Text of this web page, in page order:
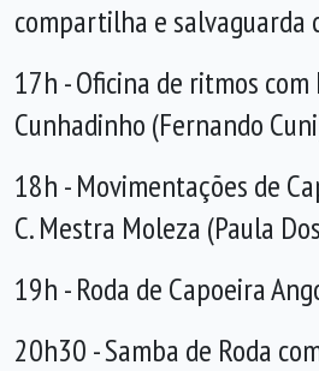
compartilha e salvaguarda
17h - Oficina de ritmos
Cunhadinho (Fernando
18h - Movimentações de
C. Mestra Moleza (Paula
19h - Roda de Capoeira
20h30 - Samba de Roda